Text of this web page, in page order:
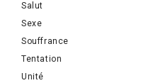
Salut
Sexe
Souffrance
Tentation
Unité